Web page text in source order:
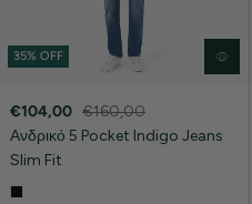
35% OFF
€104,00 €160,00
Ανδρικό 5 Pocket Indigo Jeans
Slim Fit